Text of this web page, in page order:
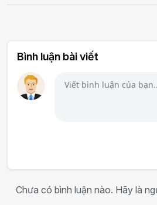
Bình luận bài viết
Chưa có bình luận nào. Hãy là